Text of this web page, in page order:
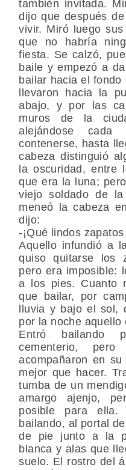
también invitada.
dijo que después
vivir. Miró luego
que no habría
fiesta. Se calzó,
baile y empezó a
bailar hacia el
llevaron hacia la
abajo, y por las
muros de la
alejándose
contenerse, hasta
cabeza distinguió
la oscuridad, entre
que era la luna;
viejo soldado de
meneó la cabeza
dijo:
-¡Qué lindos
Aquello infundió a
quiso quitarse los
pero era imposible:
a los pies. Cuanto
que bailar, por
lluvia y bajo el sol,
por la noche aquello
Entró bailando
cementerio,
acompañaron en
mejor que hacer.
tumba de un
amargo ajenjo,
posible para
bailando, al portal
de pie junto a la
blanca y alas que
suelo. El rostro del